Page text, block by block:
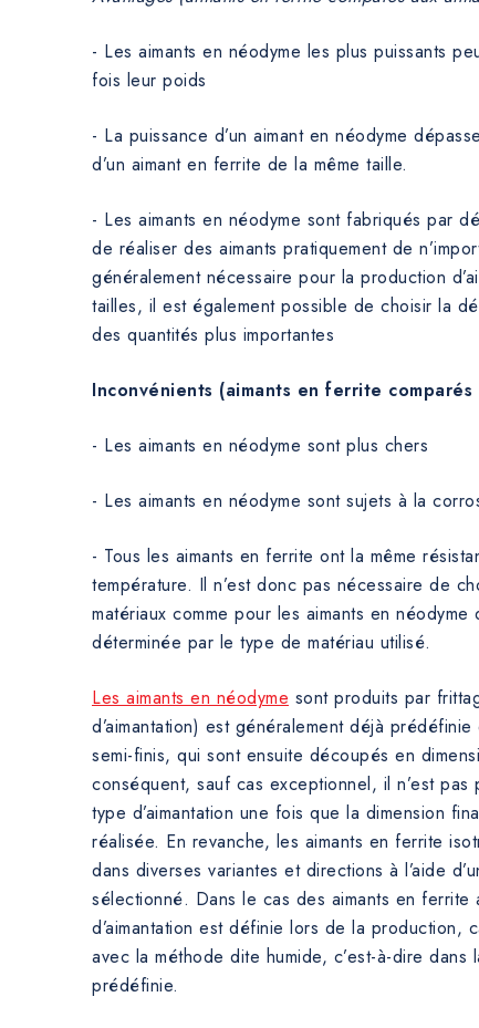
- Les aimants en néodyme les plus puissants
fois leur poids
- La puissance d’un aimant en néodyme
d’un aimant en ferrite de la même taille.
- Les aimants en néodyme sont fabriqués par
de réaliser des aimants pratiquement de
généralement nécessaire pour la production
tailles, il est également possible de choisir la
des quantités plus importantes
Inconvénients (aimants en ferrite comparés
- Les aimants en néodyme sont plus chers
- Les aimants en néodyme sont sujets à la
- Tous les aimants en ferrite ont la même
température. Il n’est donc pas nécessaire de
matériaux comme pour les aimants en
déterminée par le type de matériau utilisé.
Les aimants en néodyme sont produits par
d’aimantation) est généralement déjà
semi-finis, qui sont ensuite découpés en
conséquent, sauf cas exceptionnel, il n’est
type d’aimantation une fois que la dimension
réalisée. En revanche, les aimants en ferrite
dans diverses variantes et directions à l’aide
sélectionné. Dans le cas des aimants en ferrite
d’aimantation est définie lors de la production,
avec la méthode dite humide, c’est-à-dire dans
prédéfinie.